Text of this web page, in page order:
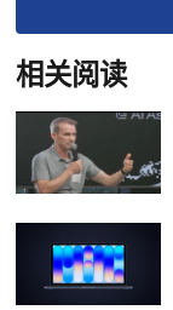
相关阅读